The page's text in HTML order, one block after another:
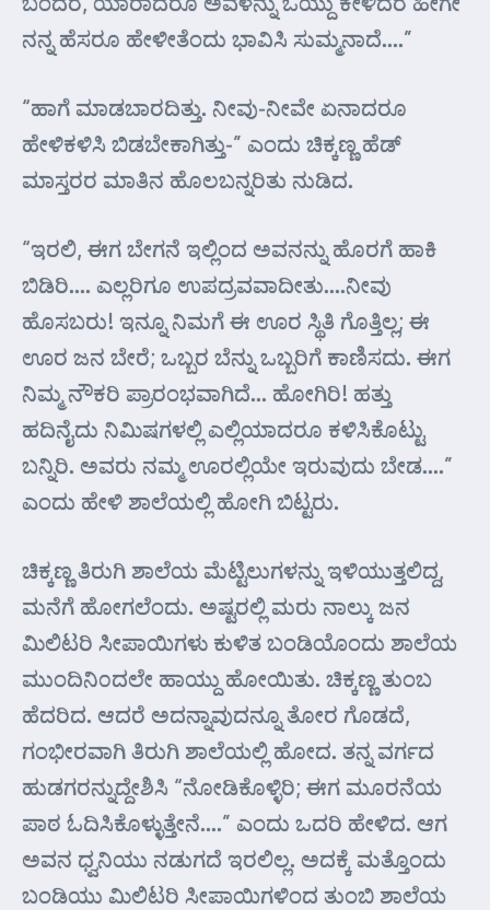
ನನ್ನ ಹೆಸರೂ ಹೇಳೀತೆಂದು ಭಾವಿಸಿ ಸುಮ್ಮನಾದೆ….”
“ಹಾಗೆ ಮಾಡಬಾರದಿತ್ತು. ನೀವು-ನೀವೇ ಏನಾದರೂ
ಹೇಳಿಕಳಿಸಿ ಬಿಡಬೇಕಾಗಿತ್ತು-” ಎಂದು ಚಿಕ್ಕಣ್ಣ ಹೆಡ್
ಮಾಸ್ತರರ ಮಾತಿನ ಹೊಲಬನ್ನರಿತು ನುಡಿದ.
“ಇರಲಿ, ಈಗ ಬೇಗನೆ ಇಲ್ಲಿಂದ ಅವನನ್ನು ಹೊರಗೆ ಹಾಕಿ
ಬಿಡಿರಿ…. ಎಲ್ಲರಿಗೂ ಉಪದ್ರವವಾದೀತು….ನೀವು
ಹೊಸಬರು! ಇನ್ನೂ ನಿಮಗೆ ಈ ಊರ ಸ್ಥಿತಿ ಗೊತ್ತಿಲ್ಲ; ಈ
ಊರ ಜನ ಬೇರೆ; ಒಬ್ಬರ ಬೆನ್ನು ಒಬ್ಬರಿಗೆ ಕಾಣಿಸದು. ಈಗ
ನಿಮ್ಮ ನೌಕರಿ ಪ್ರಾರಂಭವಾಗಿದೆ… ಹೋಗಿರಿ! ಹತ್ತು
ಹದಿನೈದು ನಿಮಿಷಗಳಲ್ಲಿ ಎಲ್ಲಿಯಾದರೂ ಕಳಿಸಿಕೊಟ್ಟು
ಬನ್ನಿರಿ. ಅವರು ನಮ್ಮ ಊರಲ್ಲಿಯೇ ಇರುವುದು ಬೇಡ….”
ಎಂದು ಹೇಳಿ ಶಾಲೆಯಲ್ಲಿ ಹೋಗಿ ಬಿಟ್ಟರು.
ಚಿಕ್ಕಣ್ಣ ತಿರುಗಿ ಶಾಲೆಯ ಮೆಟ್ಟಿಲುಗಳನ್ನು ಇಳಿಯುತ್ತಲಿದ್ದ,
ಮನೆಗೆ ಹೋಗಲೆಂದು. ಅಷ್ಟರಲ್ಲಿ ಮರು ನಾಲ್ಕು ಜನ
ಮಿಲಿಟರಿ ಸೀಪಾಯಿಗಳು ಕುಳಿತ ಬಂಡಿಯೊಂದು ಶಾಲೆಯ
ಮುಂದಿನಿ೦ದಲೇ ಹಾಯ್ದು ಹೋಯಿತು. ಚಿಕ್ಕಣ್ಣ ತುಂಬ
ಹೆದರಿದ. ಆದರೆ ಅದನ್ನಾವುದನ್ನೂ ತೋರ ಗೊಡದೆ,
ಗಂಭೀರವಾಗಿ ತಿರುಗಿ ಶಾಲೆಯಲ್ಲಿ ಹೋದ. ತನ್ನ ವರ್ಗದ
ಹುಡಗರನ್ನುದ್ದೇಶಿಸಿ “ನೋಡಿಕೊಳ್ಳಿರಿ; ಈಗ ಮೂರನೆಯ
ಪಾಠ ಓದಿಸಿಕೊಳ್ಳುತ್ತೇನೆ….” ಎಂದು ಒದರಿ ಹೇಳಿದ. ಆಗ
ಅವನ ಧ್ವನಿಯು ನಡುಗದೆ ಇರಲಿಲ್ಲ. ಅದಕ್ಕೆ ಮತ್ತೊಂದು
ಬಂಡಿಯು ಮಿಲಿಟರಿ ಸೀಪಾಯಿಗಳಿಂದ ತುಂಬಿ ಶಾಲೆಯ